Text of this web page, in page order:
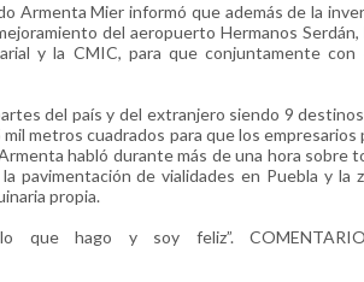
Armenta Mier informó que además de la
del aeropuerto Hermanos
y la CMIC, para que conjuntamente
del país y del extranjero siendo 9
metros cuadrados para que los empresarios
habló durante más de una hora sobre
de vialidades en Puebla y la
propia.
que hago y soy feliz”.